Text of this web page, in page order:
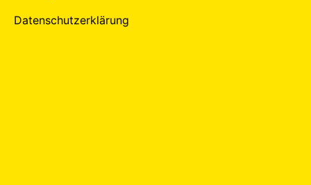
Datenschutzerklärung